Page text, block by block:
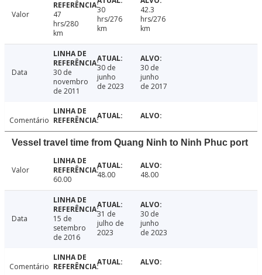
Valor
47
hrs/280
km
30
hrs/276
km
42.3
hrs/276
km
Data
30 de
novembro
de 2011
30 de
junho
de 2023
30 de
junho
de 2017
Comentário
Vessel travel time from Quang Ninh to Ninh Phuc port
Valor
60.00
48.00 48.00
Data
15 de
setembro
de 2016
31 de
julho de
2023
30 de
junho
de 2023
Comentário